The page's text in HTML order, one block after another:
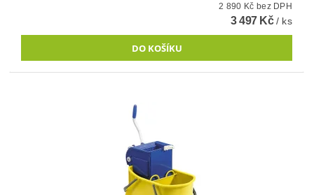
2 890 Kč bez DPH
3 497 Kč/ ks